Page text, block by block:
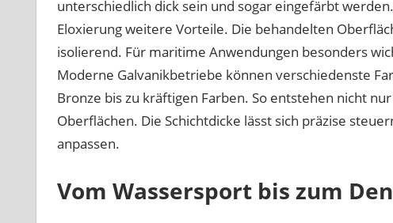
unterschiedlich dick sein und sogar eingefärbt
Eloxierung weitere Vorteile. Die behandelten
isolierend. Für maritime Anwendungen besonders
Moderne Galvanikbetriebe können verschiedenste
Bronze bis zu kräftigen Farben. So entstehen nicht
Oberflächen. Die Schichtdicke lässt sich präzise
anpassen.
Vom Wassersport bis zum